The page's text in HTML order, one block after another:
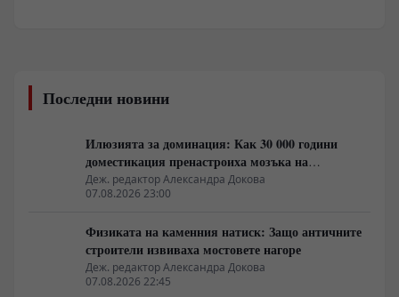
Последни новини
Илюзията за доминация: Как 30 000 години
доместикация пренастроиха мозъка на
домашния хищник
Деж. редактор Александра Докова
07.08.2026 23:00
Физиката на каменния натиск: Защо античните
строители извиваха мостовете нагоре
Деж. редактор Александра Докова
07.08.2026 22:45